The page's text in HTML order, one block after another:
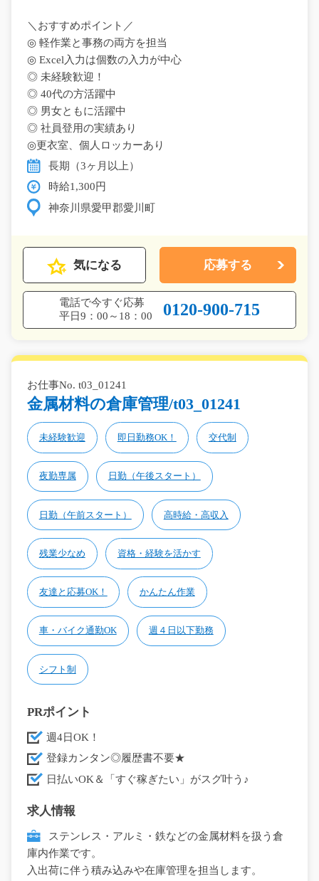
＼おすすめポイント／
◎ 軽作業と事務の両方を担当
◎ Excel入力は個数の入力が中心
◎ 未経験歓迎！
◎ 40代の方活躍中
◎ 男女ともに活躍中
◎ 社員登用の実績あり
◎更衣室、個人ロッカーあり
長期（3ヶ月以上）
時給1,300円
神奈川県愛甲郡愛川町
気になる 応募する
電話で今すぐ応募
平日9：00～18：00
0120-900-715
お仕事No. t03_01241
金属材料の倉庫管理/t03_01241
未経験歓迎 即日勤務OK！ 交代制
夜勤専属 日勤（午後スタート）
日勤（午前スタート） 高時給・高収入
残業少なめ 資格・経験を活かす
友達と応募OK！ かんたん作業
車・バイク通勤OK 週４日以下勤務
シフト制
PRポイント
週4日OK！
登録カンタン◎履歴書不要★
日払いOK＆「すぐ稼ぎたい」がスグ叶う♪
求人情報
ステンレス・アルミ・鉄などの金属材料を扱う倉
庫内作業です。
入出荷に伴う積み込みや在庫管理を担当します。